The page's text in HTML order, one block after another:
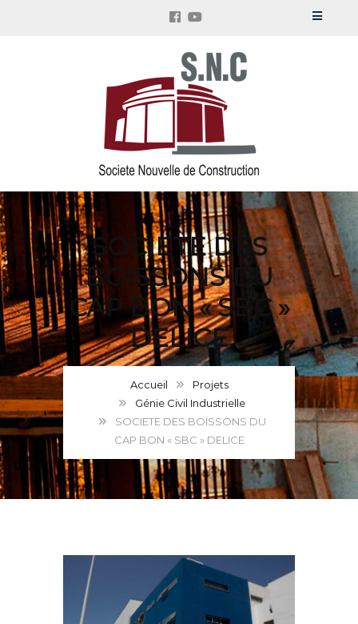
SOCIETE DES
BOISSONS DU
CAP BON « SBC »
DELICE
Accueil
Projets
Génie Civil Industrielle
SOCIETE DES BOISSONS DU
CAP BON « SBC » DELICE